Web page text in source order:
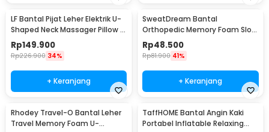
LF Bantal Pijat Leher Elektrik U-
Shaped Neck Massager Pillow -
LR-S100
Rp149.900
Rp226.900 34%
+ Keranjang
SweatDream Bantal
Orthopedic Memory Foam Slow
Rebound Bamboo - SD600
Rp48.500
Rp81.900 41%
+ Keranjang
Rhodey Travel-O Bantal Leher
Travel Memory Foam U-
TaffHOME Bantal Angin Kaki
Portabel Inflatable Relaxing